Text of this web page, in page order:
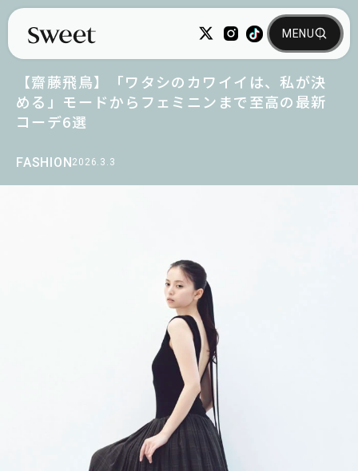
FASHION2026.3.3
【齋藤飛鳥】「ワタシのカワイイは、私が決
める」モードからフェミニンまで至高の最新
コーデ6選